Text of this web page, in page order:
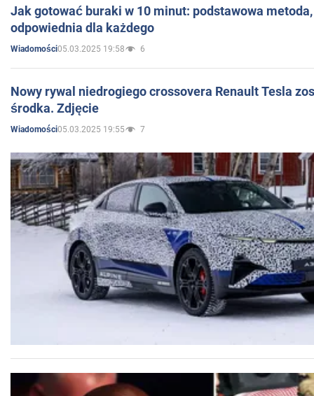
Jak gotować buraki w 10 minut: podstawowa
odpowiednia dla każdego
Wiadomości05.03.2025 19:58 6
Nowy rywal niedrogiego crossovera Renault Tesla
środka. Zdjęcie
Wiadomości05.03.2025 19:55 7